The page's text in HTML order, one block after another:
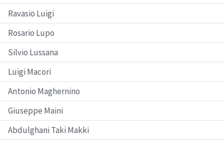
Ravasio Luigi
Rosario Lupo
Silvio Lussana
Luigi Macori
Antonio Maghernino
Giuseppe Maini
Abdulghani Taki Makki